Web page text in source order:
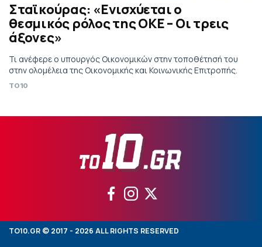
Σταϊκούρας: «Ενισχύεται ο
θεσμικός ρόλος της ΟΚΕ – Οι τρεις
άξονες»
Τι ανέφερε ο υπουργός Οικονομικών στην τοποθέτησή του
στην ολομέλεια της Οικονομικής και Κοινωνικής Επιτροπής.
TO10
TO10.GR © 2017 - 2026 ALL RIGHTS RESERVED